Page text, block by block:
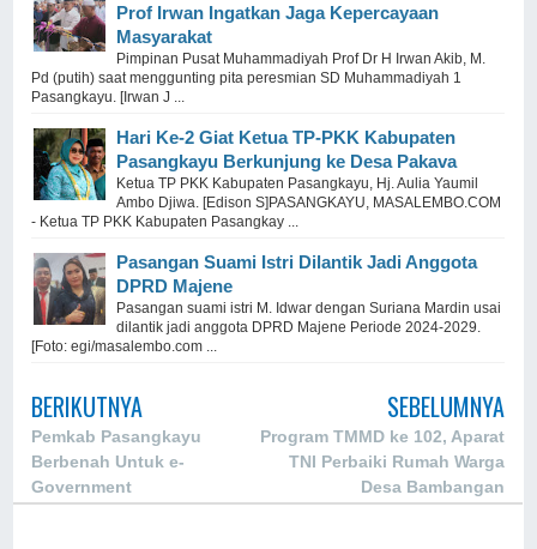
Prof Irwan Ingatkan Jaga Kepercayaan
Masyarakat
Pimpinan Pusat Muhammadiyah Prof Dr H Irwan Akib, M.
Pd (putih) saat menggunting pita peresmian SD Muhammadiyah 1
Pasangkayu. [Irwan J ...
Hari Ke-2 Giat Ketua TP-PKK Kabupaten
Pasangkayu Berkunjung ke Desa Pakava
Ketua TP PKK Kabupaten Pasangkayu, Hj. Aulia Yaumil
Ambo Djiwa. [Edison S]PASANGKAYU, MASALEMBO.COM
- Ketua TP PKK Kabupaten Pasangkay ...
Pasangan Suami Istri Dilantik Jadi Anggota
DPRD Majene
Pasangan suami istri M. Idwar dengan Suriana Mardin usai
dilantik jadi anggota DPRD Majene Periode 2024-2029.
[Foto: egi/masalembo.com ...
BERIKUTNYA
Pemkab Pasangkayu
Berbenah Untuk e-
Government
SEBELUMNYA
Program TMMD ke 102, Aparat
TNI Perbaiki Rumah Warga
Desa Bambangan